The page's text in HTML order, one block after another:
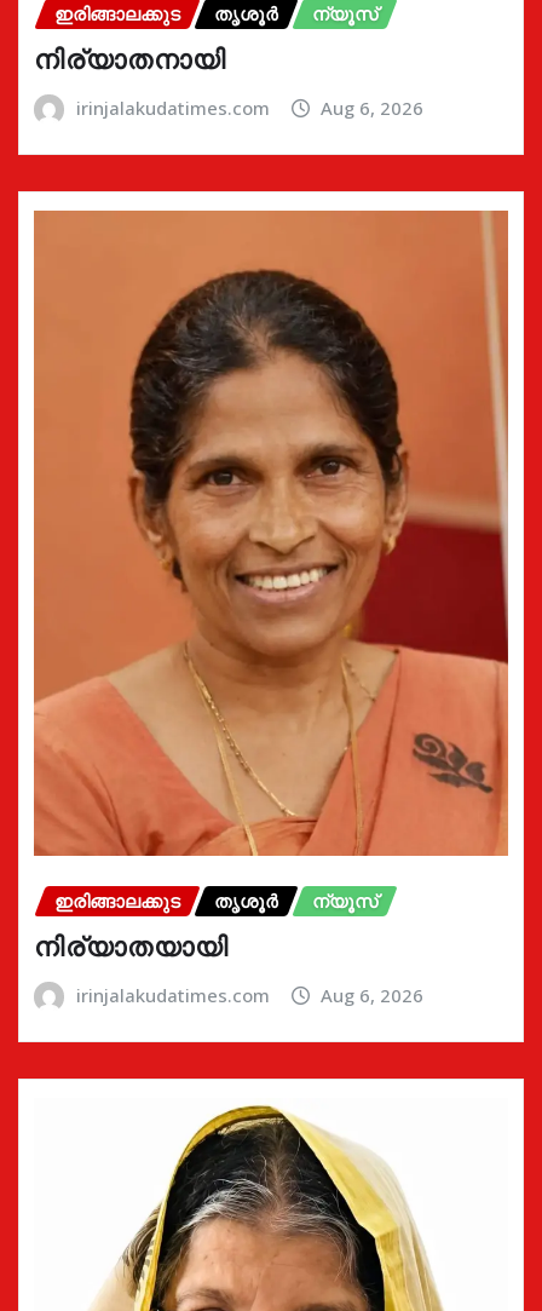
ഇരിങ്ങാലക്കുട തൃശൂർ ന്യൂസ്
നിര്യാതനായി
irinjalakudatimes.com Aug 6, 2026
ഇരിങ്ങാലക്കുട തൃശൂർ ന്യൂസ്
നിര്യാതയായി
irinjalakudatimes.com Aug 6, 2026